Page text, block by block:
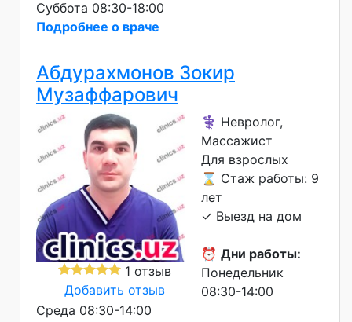
Суббота 08:30-18:00
Подробнее о враче
Абдурахмонов Зокир
Музаффарович
1 отзыв
Добавить отзыв
⚕️ Невролог,
Массажист
Для взрослых
⌛ Стаж работы: 9
лет
✓ Выезд на дом
⏰ Дни работы:
Понедельник
08:30-14:00
Среда 08:30-14:00